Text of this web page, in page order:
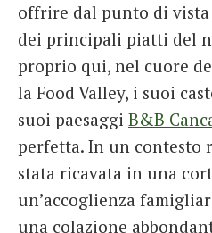
offrire dal punto di
dei principali piatti del
proprio qui, nel cuore
la Food Valley, i suoi
suoi paesaggi B&B
perfetta. In un contesto
stata ricavata in una
un’accoglienza
una colazione